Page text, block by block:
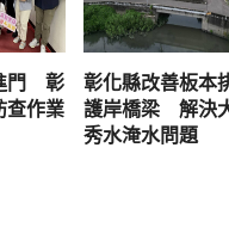
門 彰
查作業
彰化縣改善板本
護岸橋梁 解決
秀水淹水問題